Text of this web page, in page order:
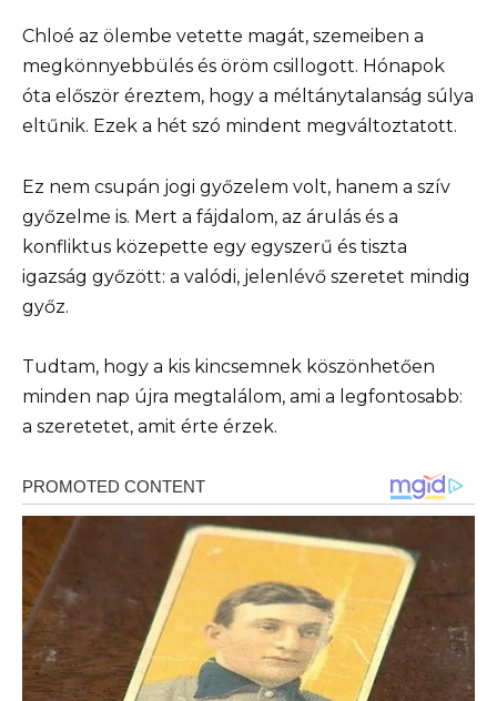
Chloé az ölembe vetette magát, szemeiben a
megkönnyebbülés és öröm csillogott. Hónapok
óta először éreztem, hogy a méltánytalanság súlya
eltűnik. Ezek a hét szó mindent megváltoztatott.
Ez nem csupán jogi győzelem volt, hanem a szív
győzelme is. Mert a fájdalom, az árulás és a
konfliktus közepette egy egyszerű és tiszta
igazság győzött: a valódi, jelenlévő szeretet mindig
győz.
Tudtam, hogy a kis kincsemnek köszönhetően
minden nap újra megtalálom, ami a legfontosabb:
a szeretetet, amit érte érzek.